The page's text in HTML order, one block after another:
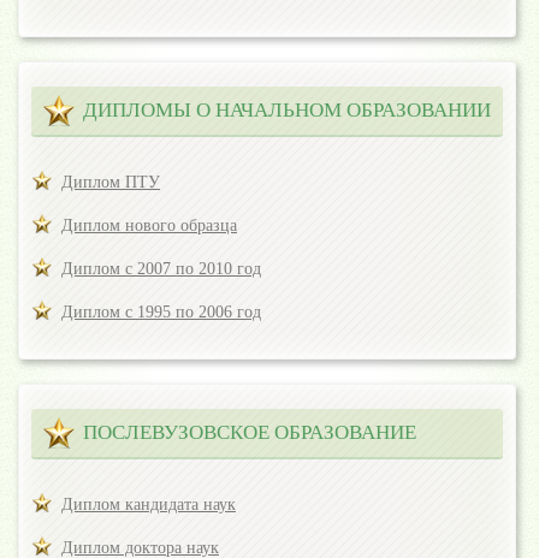
ДИПЛОМЫ О НАЧАЛЬНОМ ОБРАЗОВАНИИ
Диплом ПТУ
Диплом нового образца
Диплом с 2007 по 2010 год
Диплом с 1995 по 2006 год
ПОСЛЕВУЗОВСКОЕ ОБРАЗОВАНИЕ
Диплом кандидата наук
Диплом доктора наук